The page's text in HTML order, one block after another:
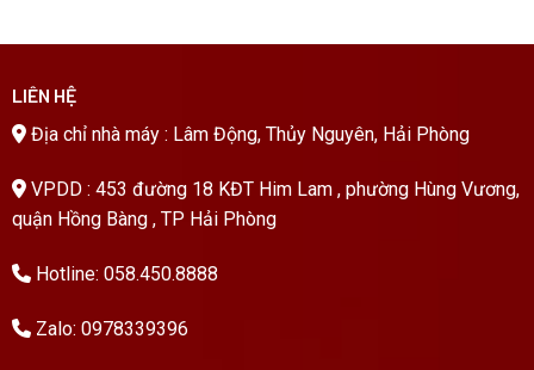
LIÊN HỆ
Địa chỉ nhà máy : Lâm Động, Thủy Nguyên, Hải Phòng
VPDD : 453 đường 18 KĐT Him Lam , phường Hùng Vương,
quận Hồng Bàng , TP Hải Phòng
Hotline: 058.450.8888
Zalo: 0978339396